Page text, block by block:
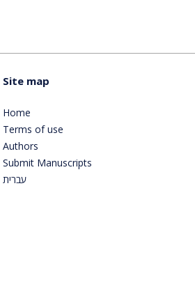
Site map
Home
Terms of use
Authors
Submit Manuscripts
עברית